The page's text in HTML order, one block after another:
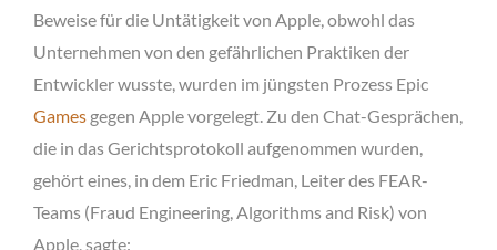
Beweise für die Untätigkeit von Apple, obwohl das
Unternehmen von den gefährlichen Praktiken der
Entwickler wusste, wurden im jüngsten Prozess Epic
Games gegen Apple vorgelegt. Zu den Chat-Gesprächen,
die in das Gerichtsprotokoll aufgenommen wurden,
gehört eines, in dem Eric Friedman, Leiter des FEAR-
Teams (Fraud Engineering, Algorithms and Risk) von
Apple, sagte: